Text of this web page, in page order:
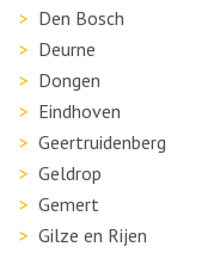
Den Bosch
Deurne
Dongen
Eindhoven
Geertruidenberg
Geldrop
Gemert
Gilze en Rijen